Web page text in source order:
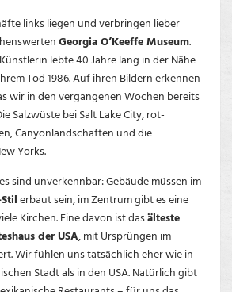
links liegen und verbringen lieber
Georgia O’Keeffe Museum.
lebte 40 Jahre lang in der Nähe
Tod 1986. Auf ihren Bildern erkennen
wir in den vergangenen Wochen bereits
Salzwüste bei Salt Lake City, rot-
Canyonlandschaften und die
Yorks.
sind unverkennbar: Gebäude müssen im
erbaut sein, im Zentrum gibt es eine
Kirchen. Eine davon ist dasälteste
der USA, mit Ursprüngen im
Wir fühlen uns tatsächlich eher wie in
Stadt als in den USA. Natürlich gibt